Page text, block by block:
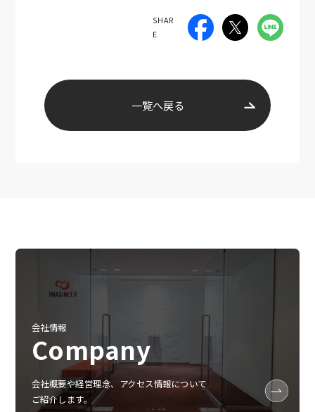
SHAR
E
一覧へ戻る
会社情報
Company
会社概要や経営理念、アクセス情報について
ご紹介します。